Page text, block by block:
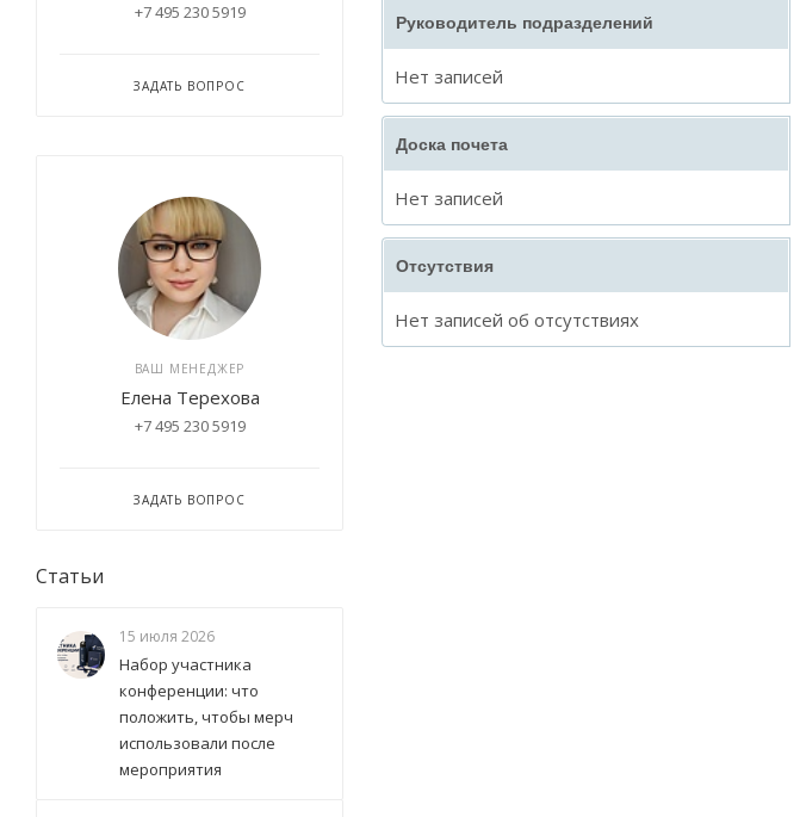
Руководитель подразделений
Нет записей
Доска почета
Нет записей
Отсутствия
Нет записей об отсутствиях
+7 495 230 5919
ЗАДАТЬ ВОПРОС
ВАШ МЕНЕДЖЕР
Елена Терехова
+7 495 230 5919
ЗАДАТЬ ВОПРОС
Статьи
15 июля 2026
Набор участника
конференции: что
положить, чтобы мерч
использовали после
мероприятия